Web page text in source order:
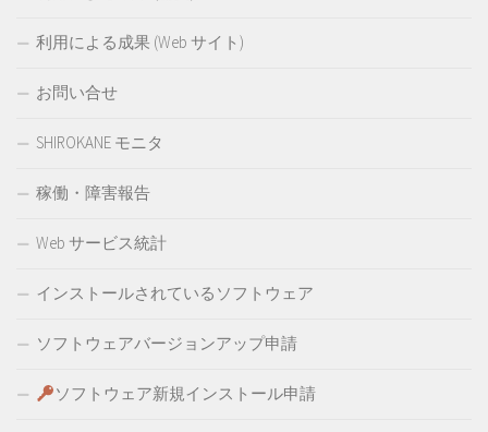
利用による成果 (Web サイト)
お問い合せ
SHIROKANE モニタ
稼働・障害報告
Web サービス統計
インストールされているソフトウェア
ソフトウェアバージョンアップ申請
ソフトウェア新規インストール申請